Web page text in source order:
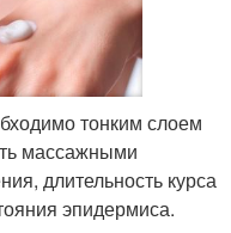
тонким слоем
массажными
длительность курса
эпидермиса.